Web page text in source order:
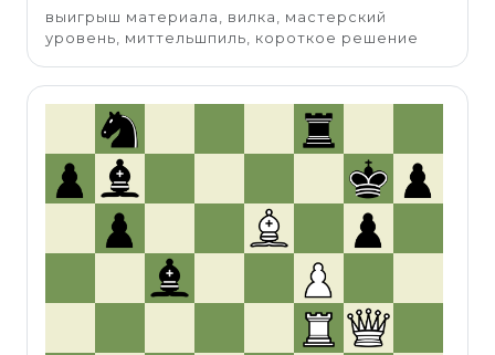
выигрыш материала, вилка, мастерский
уровень, миттельшпиль, короткое решение